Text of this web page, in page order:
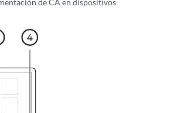
de CA en dispositivos